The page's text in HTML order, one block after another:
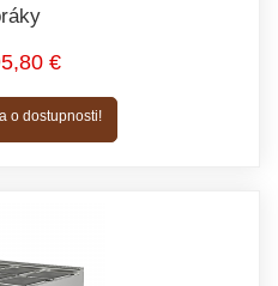
€
o dostupnosti!